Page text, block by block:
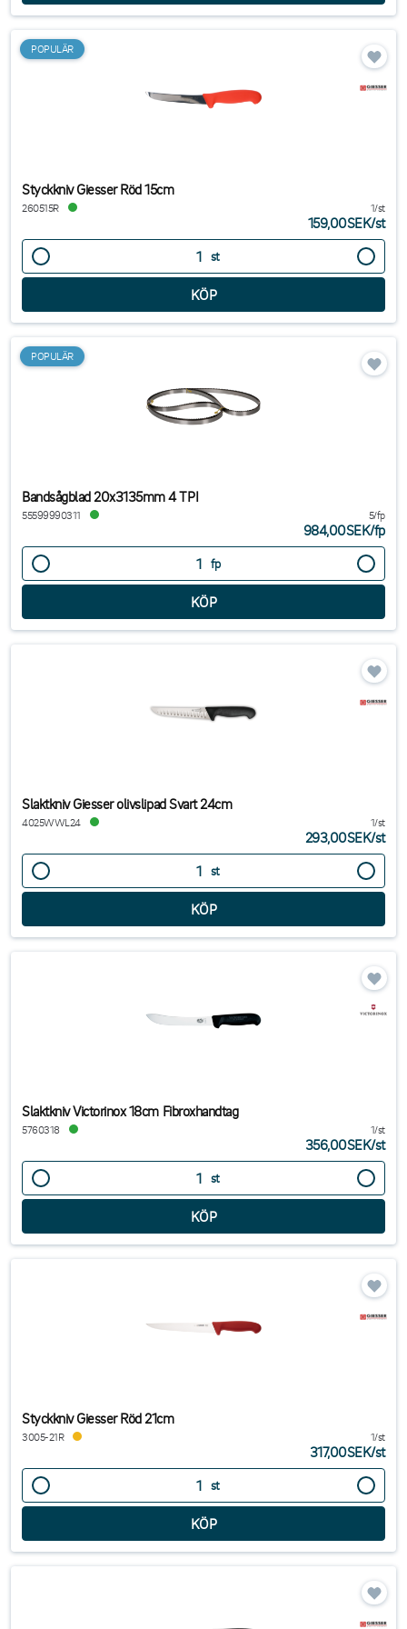
POPULÄR
Styckkniv Giesser Röd 15cm
260515R 1/st
159,00SEK/st
st
POPULÄR
Bandsågblad 20x3135mm 4 TPI
55599990311 5/fp
984,00SEK/fp
fp
Slaktkniv Giesser olivslipad Svart 24cm
4025WWL24 1/st
293,00SEK/st
st
Slaktkniv Victorinox 18cm Fibroxhandtag
5760318 1/st
356,00SEK/st
st
Styckkniv Giesser Röd 21cm
3005-21R 1/st
317,00SEK/st
st